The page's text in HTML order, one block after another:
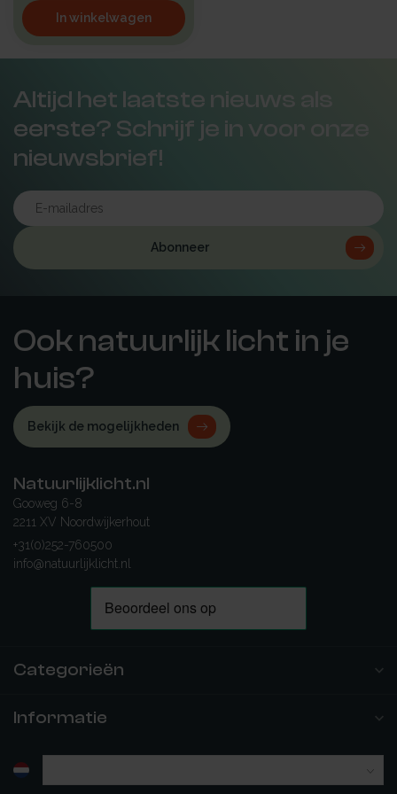
In winkelwagen
Altijd het laatste nieuws als
eerste? Schrijf je in voor onze
nieuwsbrief!
Abonneer
Ook natuurlijk licht in je
huis?
Bekijk de mogelijkheden
Natuurlijklicht.nl
Gooweg 6-8
2211 XV Noordwijkerhout
+31(0)252-760500
info@natuurlijklicht.nl
Categorieën
Informatie